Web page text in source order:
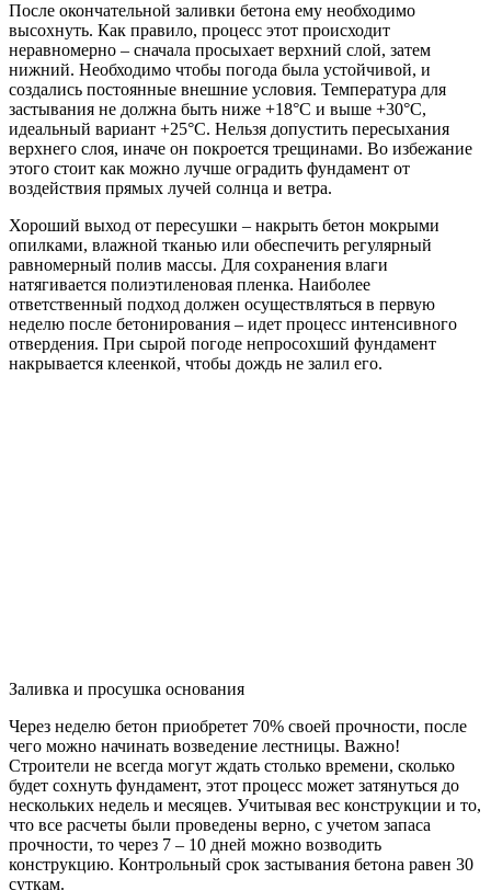
После окончательной заливки бетона ему необходимо
высохнуть. Как правило, процесс этот происходит
неравномерно – сначала просыхает верхний слой, затем
нижний. Необходимо чтобы погода была устойчивой, и
создались постоянные внешние условия. Температура для
застывания не должна быть ниже +18°C и выше +30°C,
идеальный вариант +25°С. Нельзя допустить пересыхания
верхнего слоя, иначе он покроется трещинами. Во избежание
этого стоит как можно лучше оградить фундамент от
воздействия прямых лучей солнца и ветра.
Хороший выход от пересушки – накрыть бетон мокрыми
опилками, влажной тканью или обеспечить регулярный
равномерный полив массы. Для сохранения влаги
натягивается полиэтиленовая пленка. Наиболее
ответственный подход должен осуществляться в первую
неделю после бетонирования – идет процесс интенсивного
отвердения. При сырой погоде непросохший фундамент
накрывается клеенкой, чтобы дождь не залил его.
Заливка и просушка основания
Через неделю бетон приобретет 70% своей прочности, после
чего можно начинать возведение лестницы. Важно!
Строители не всегда могут ждать столько времени, сколько
будет сохнуть фундамент, этот процесс может затянуться до
нескольких недель и месяцев. Учитывая вес конструкции и то,
что все расчеты были проведены верно, с учетом запаса
прочности, то через 7 – 10 дней можно возводить
конструкцию. Контрольный срок застывания бетона равен 30
суткам.